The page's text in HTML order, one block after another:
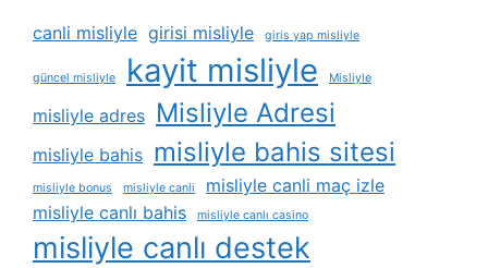
canli misliyle girisi misliyle giris yap misliyle
güncel misliyle kayit misliyle Misliyle
misliyle adres Misliyle Adresi
misliyle bahis misliyle bahis sitesi
misliyle bonus misliyle canli
misliyle canli maç izle
misliyle canlı bahis
misliyle canlı casino
misliyle canlı destek